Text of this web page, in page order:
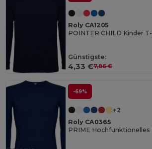
Roly CA1205
POINTER CHILD Kinder
Günstigste:
4,33 €7,86 €
-69%
+2
Roly CA0365